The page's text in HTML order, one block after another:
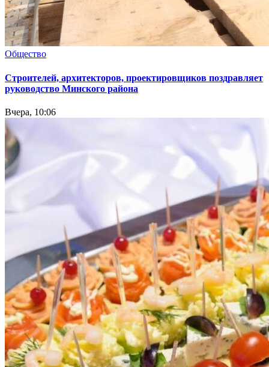
Общество
Cтроителей, архитекторов, проектировщиков поздравляет
руководство Минского района
Вчера, 10:06